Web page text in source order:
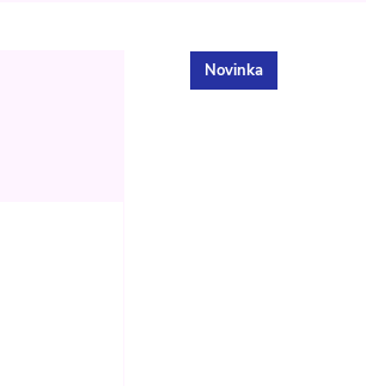
Novinka